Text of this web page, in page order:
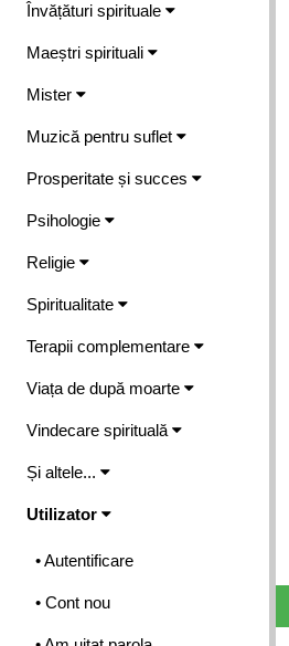
Învățături spirituale
Maeștri spirituali
Mister
Muzică pentru suflet
Prosperitate și succes
Psihologie
Religie
Spiritualitate
Terapii complementare
Viața de după moarte
Vindecare spirituală
Și altele...
Utilizator
• Autentificare
• Cont nou